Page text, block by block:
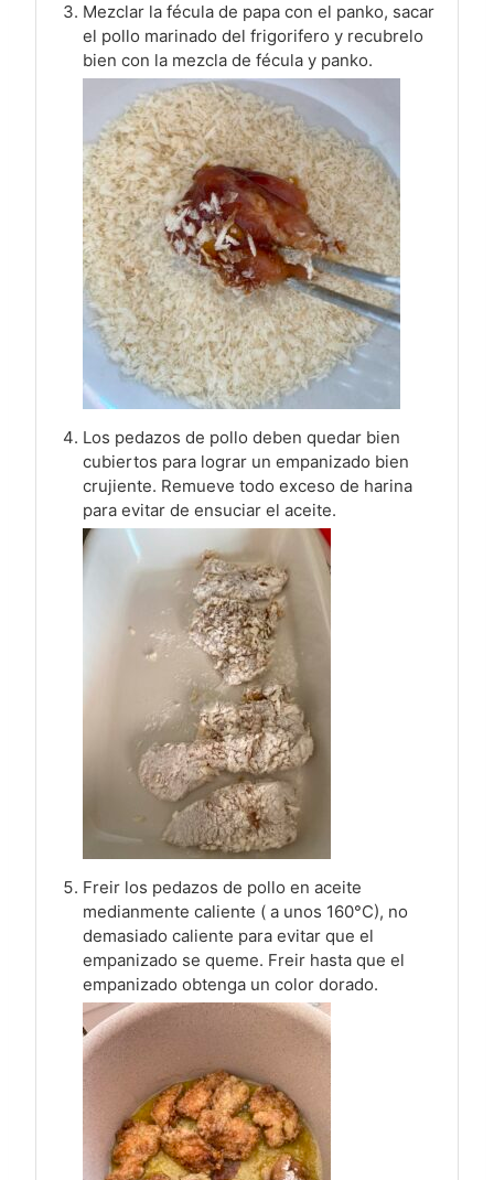
Mezclar la fécula de papa con el panko, sacar
el pollo marinado del frigorifero y recubrelo
bien con la mezcla de fécula y panko.
Los pedazos de pollo deben quedar bien
cubiertos para lograr un empanizado bien
crujiente. Remueve todo exceso de harina
para evitar de ensuciar el aceite.
Freir los pedazos de pollo en aceite
medianmente caliente ( a unos 160°C), no
demasiado caliente para evitar que el
empanizado se queme. Freir hasta que el
empanizado obtenga un color dorado.